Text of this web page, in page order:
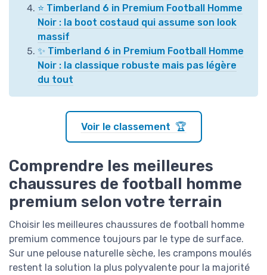
⭐ Timberland 6 in Premium Football Homme
Noir : la boot costaud qui assume son look
massif
✨ Timberland 6 in Premium Football Homme
Noir : la classique robuste mais pas légère
du tout
Voir le classement 🏆
Comprendre les meilleures
chaussures de football homme
premium selon votre terrain
Choisir les meilleures chaussures de football homme
premium commence toujours par le type de surface.
Sur une pelouse naturelle sèche, les crampons moulés
restent la solution la plus polyvalente pour la majorité